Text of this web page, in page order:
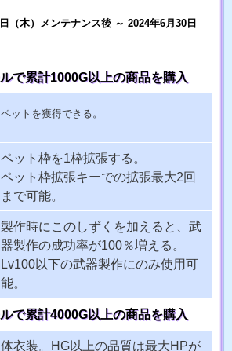
（木）メンテナンス後 ～ 2024年6月30日
で累計1000G以上の商品を購入
ペットを獲得できる。
ペット枠を1枠拡張する。
ペット枠拡張キーでの拡張最大2回
まで可能。
製作時にこのしずくを加えると、武
器製作の成功率が100％増える。
Lv100以下の武器製作にのみ使用可
能。
で累計4000G以上の商品を購入
体衣装。HG以上の品質は最大HPが